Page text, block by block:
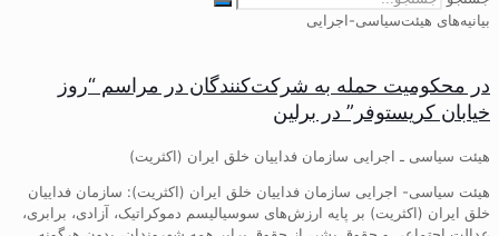
بیانیه‌های هیئت‌سیاسی-اجرایی
در محکومیت حمله به شرکت‌کنندگان در مراسم “روز
خیابان کریستوفر” در برلین
هیئت سیاسی ـ اجرایی سازمان فداییان خلق ایران (اکثریت)
هیئت سیاسی- اجرایی سازمان فداییان خلق ایران (اکثریت): سازمان فداییان
خلق ایران (اکثریت) بر پایه ارزش‌های سوسیالیسم دموکراتیک، آزادی، برابری،